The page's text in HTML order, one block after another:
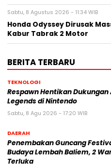
Sabtu, 8 Agustus 2026 - 11:34 WIB
Honda Odyssey Dirusak
Kabur Tabrak 2 Motor
BERITA TERBARU
TEKNOLOGI
Respawn Hentikan Dukungan
Legends di Nintendo
Sabtu, 8 Agu 2026 - 17:20 WIB
DAERAH
Penembakan Guncang
Budaya Lembah Baliem, 2
Terluka